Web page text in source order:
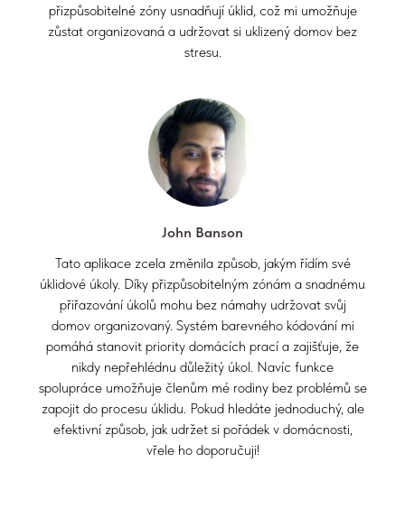
přizpůsobitelné zóny usnadňují úklid, což mi umožňuje
zůstat organizovaná a udržovat si uklizený domov bez
stresu.
John Banson
Tato aplikace zcela změnila způsob, jakým řídím své
úklidové úkoly. Díky přizpůsobitelným zónám a snadnému
přiřazování úkolů mohu bez námahy udržovat svůj
domov organizovaný. Systém barevného kódování mi
pomáhá stanovit priority domácích prací a zajišťuje, že
nikdy nepřehlédnu důležitý úkol. Navíc funkce
spolupráce umožňuje členům mé rodiny bez problémů se
zapojit do procesu úklidu. Pokud hledáte jednoduchý, ale
efektivní způsob, jak udržet si pořádek v domácnosti,
vřele ho doporučuji!